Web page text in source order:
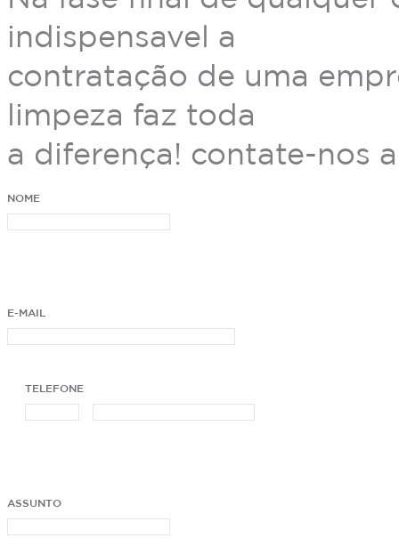
indispensavel a
contratação de uma
limpeza faz toda
a diferença! contate-nos
NOME
E-MAIL
TELEFONE
ASSUNTO